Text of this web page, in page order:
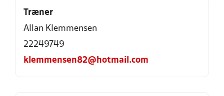
Træner
Allan Klemmensen
22249749
klemmensen82@hotmail.com